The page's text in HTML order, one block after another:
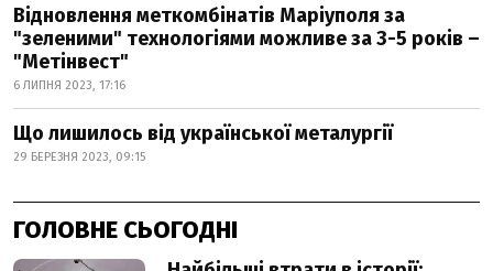
Відновлення меткомбінатів Маріуполя за
"зеленими" технологіями можливе за 3-5 років –
"Метінвест"
6 ЛИПНЯ 2023, 17:16
Що лишилось від української металургії
29 БЕРЕЗНЯ 2023, 09:15
ГОЛОВНЕ СЬОГОДНІ